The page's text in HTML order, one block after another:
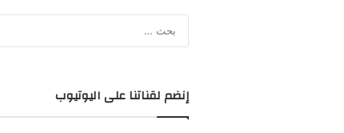
إنضم لقناتنا على اليوتيوب